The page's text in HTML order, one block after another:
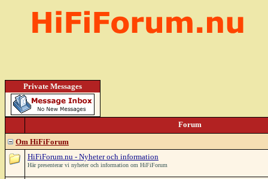
Private Messages
Forum
Om HiFiForum
HiFiForum.nu - Nyheter och information
Här presenterar vi nyheter och information om HiFiForum